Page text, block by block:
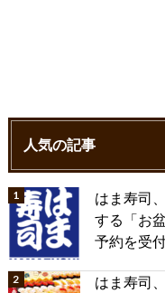
人気の記事
はま寿司
する「お
予約を受
はま寿司